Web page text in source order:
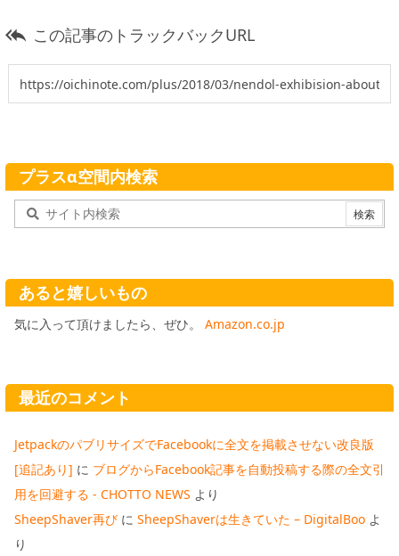
 この記事のトラックバックURL
プラスα空間内検索
あると嬉しいもの
気に入って頂けましたら、ぜひ。 Amazon.co.jp
最近のコメント
JetpackのパブリサイズでFacebookに全文を掲載させない改良版
[追記あり] に ブログからFacebook記事を自動投稿する際の全文引
用を回避する - CHOTTO NEWS より
SheepShaver再び に SheepShaverは生きていた – DigitalBoo よ
り